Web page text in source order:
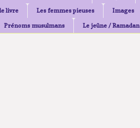
livre Les femmes pieuses Images
Prénoms musulmans Le jeûne / Ramadan